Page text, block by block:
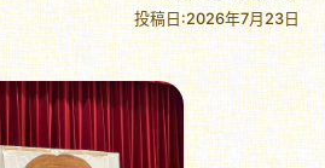
投稿日:2026年7月23日